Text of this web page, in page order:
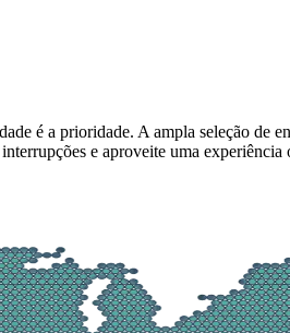
é a prioridade. A ampla seleção de
e aproveite uma